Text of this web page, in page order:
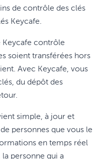
de contrôle des clés
Keycafe.
Keycafe contrôle
soient transférées hors
Avec Keycafe, vous
du dépôt des
simple, à jour et
personnes que vous le
en temps réel
personne qui a